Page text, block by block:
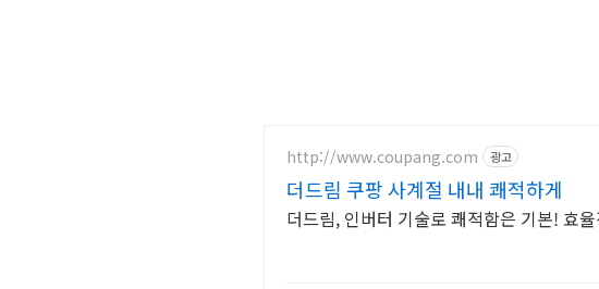
http://www.coupang.com 광고
더드림 쿠팡 사계절 내내 쾌적하게
더드림, 인버터 기술로 쾌적함은 기본! 효